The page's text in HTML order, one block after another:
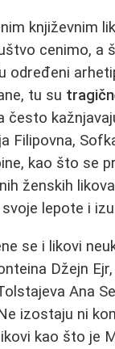
književnim
cenimo, a
određeni
tu su
često
Filipovna,
kao što se
ženskih
lepote i
se i likovi
Džejn
Ana
izostaju ni
kao što je